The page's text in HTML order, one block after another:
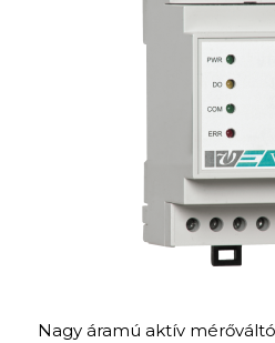
Nagy áramú aktív